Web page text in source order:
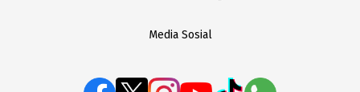
Media Sosial